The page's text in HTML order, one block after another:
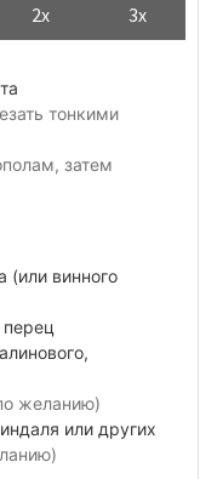
2x 3x
тонкими
затем
(или винного
желанию)
или других